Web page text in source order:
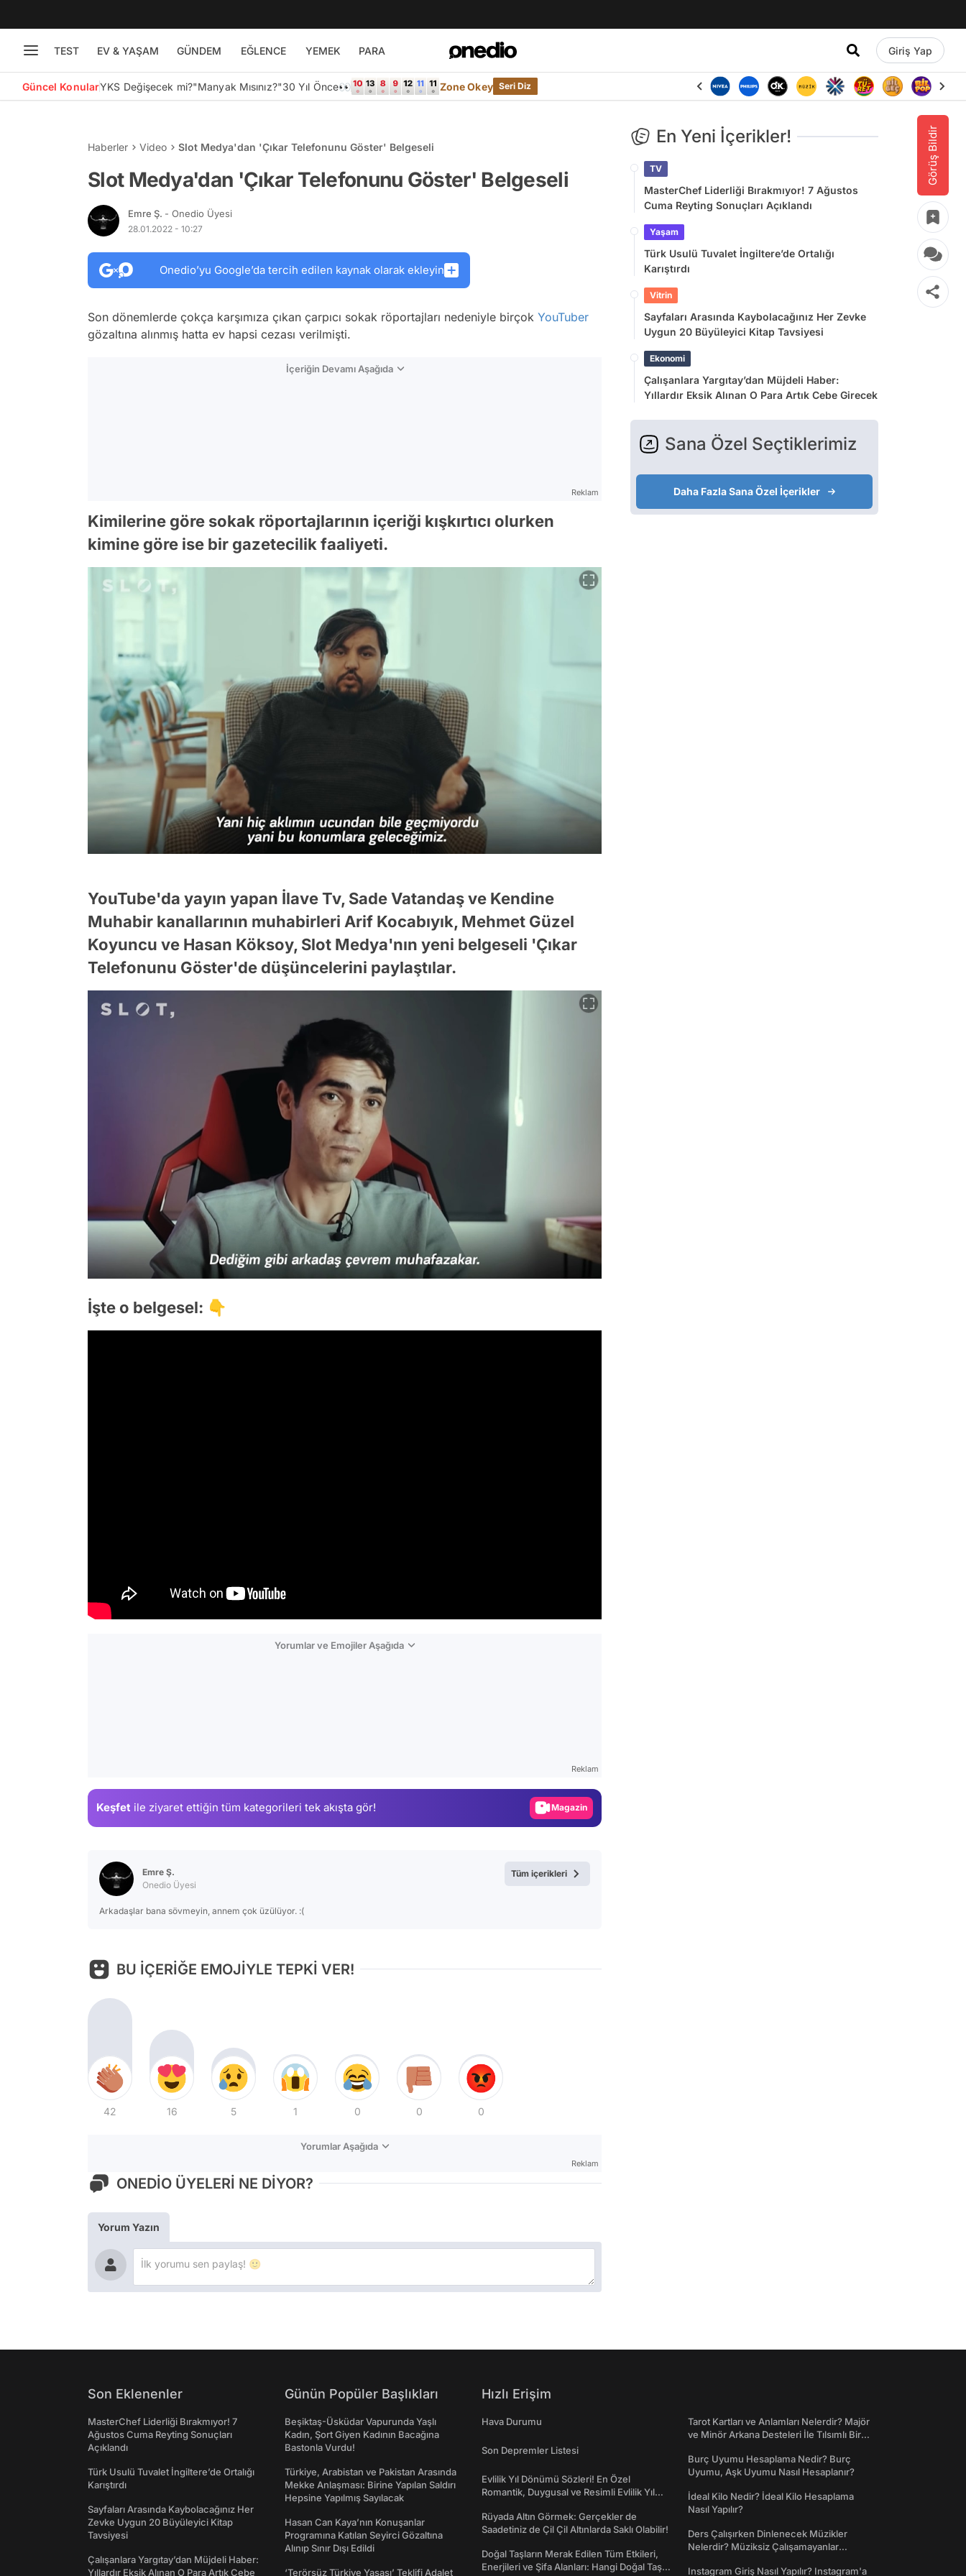
TEST EV & YAŞAM GÜNDEM EĞLENCE YEMEK PARA Giriş Yap
Güncel KonularYKS Değişecek mi?"Manyak Mısınız?"30 Yıl Önce👀 Zone Okey Seri Diz
Görüş Bildir
Haberler Video Slot Medya'dan 'Çıkar Telefonunu Göster' Belgeseli
Slot Medya'dan 'Çıkar Telefonunu Göster' Belgeseli
Emre Ş. - Onedio Üyesi
28.01.2022 - 10:27
Onedio’yu Google’da tercih edilen kaynak olarak ekleyin
Son dönemlerde çokça karşımıza çıkan çarpıcı sokak röportajları nedeniyle birçok YouTuber
gözaltına alınmış hatta ev hapsi cezası verilmişti.
İçeriğin Devamı Aşağıda
Reklam
Kimilerine göre sokak röportajlarının içeriği kışkırtıcı olurken
kimine göre ise bir gazetecilik faaliyeti.
YouTube'da yayın yapan İlave Tv, Sade Vatandaş ve Kendine
Muhabir kanallarının muhabirleri Arif Kocabıyık, Mehmet Güzel
Koyuncu ve Hasan Köksoy, Slot Medya'nın yeni belgeseli 'Çıkar
Telefonunu Göster'de düşüncelerini paylaştılar.
İşte o belgesel: 👇
Yorumlar ve Emojiler Aşağıda
Reklam
Keşfet ile ziyaret ettiğin tüm kategorileri tek akışta gör! Video
Emre Ş.
Onedio Üyesi
Arkadaşlar bana sövmeyin, annem çok üzülüyor. :(
Tüm içerikleri
BU İÇERİĞE EMOJİYLE TEPKİ VER!
42 16 5 1 0 0 0
Yorumlar Aşağıda
Reklam
ONEDİO ÜYELERİ NE DİYOR?
Yorum Yazın
En Yeni İçerikler!
TV
MasterChef Liderliği Bırakmıyor! 7 Ağustos
Cuma Reyting Sonuçları Açıklandı
Yaşam
Türk Usulü Tuvalet İngiltere’de Ortalığı
Karıştırdı
Vitrin
Sayfaları Arasında Kaybolacağınız Her Zevke
Uygun 20 Büyüleyici Kitap Tavsiyesi
Ekonomi
Çalışanlara Yargıtay’dan Müjdeli Haber:
Yıllardır Eksik Alınan O Para Artık Cebe Girecek
Sana Özel Seçtiklerimiz
Daha Fazla Sana Özel İçerikler
Son Eklenenler
MasterChef Liderliği Bırakmıyor! 7
Ağustos Cuma Reyting Sonuçları
Açıklandı
Türk Usulü Tuvalet İngiltere’de Ortalığı
Karıştırdı
Sayfaları Arasında Kaybolacağınız Her
Zevke Uygun 20 Büyüleyici Kitap
Tavsiyesi
Çalışanlara Yargıtay’dan Müjdeli Haber:
Yıllardır Eksik Alınan O Para Artık Cebe
Günün Popüler Başlıkları
Beşiktaş-Üsküdar Vapurunda Yaşlı
Kadın, Şort Giyen Kadının Bacağına
Bastonla Vurdu!
Türkiye, Arabistan ve Pakistan Arasında
Mekke Anlaşması: Birine Yapılan Saldırı
Hepsine Yapılmış Sayılacak
Hasan Can Kaya’nın Konuşanlar
Programına Katılan Seyirci Gözaltına
Alınıp Sınır Dışı Edildi
‘Terörsüz Türkiye Yasası’ Teklifi Adalet
Hızlı Erişim
Hava Durumu
Son Depremler Listesi
Evlilik Yıl Dönümü Sözleri! En Özel
Romantik, Duygusal ve Resimli Evlilik Yıl
Rüyada Altın Görmek: Gerçekler de
Saadetiniz de Çil Çil Altınlarda Saklı Olabilir!
Doğal Taşların Merak Edilen Tüm Etkileri,
Enerjileri ve Şifa Alanları: Hangi Doğal Taş
Tarot Kartları ve Anlamları Nelerdir? Majör
ve Minör Arkana Desteleri İle Tılsımlı Bir
Burç Uyumu Hesaplama Nedir? Burç
Uyumu, Aşk Uyumu Nasıl Hesaplanır?
İdeal Kilo Nedir? İdeal Kilo Hesaplama
Nasıl Yapılır?
Ders Çalışırken Dinlenecek Müzikler
Nelerdir? Müziksiz Çalışamayanlar
Instagram Giriş Nasıl Yapılır? Instagram'a